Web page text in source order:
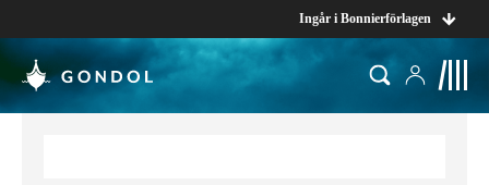
Ingår i Bonnierförlagen